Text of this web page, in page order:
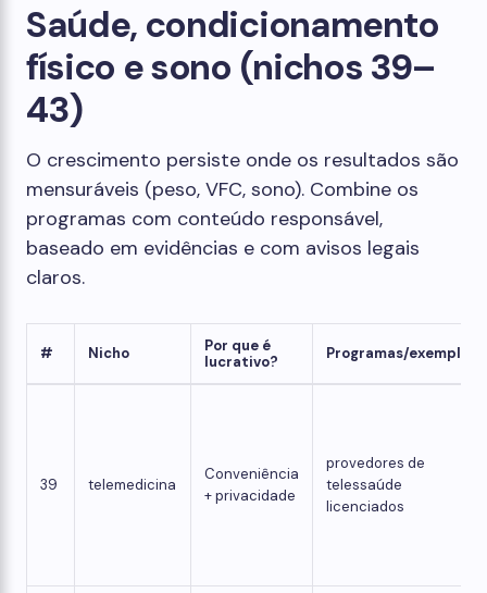
Saúde, condicionamento
físico e sono (nichos 39–
43)
O crescimento persiste onde os resultados são
mensuráveis ​​(peso, VFC, sono). Combine os
programas com conteúdo responsável,
baseado em evidências e com avisos legais
claros.
# Nicho
Por que é
lucrativo?
Programas/exemplos
39 telemedicina
Conveniência
+ privacidade
provedores de
telessaúde
licenciados